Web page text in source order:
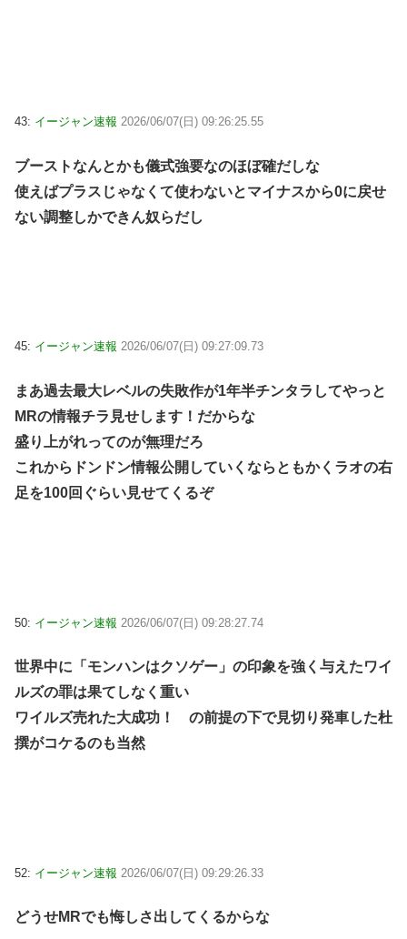
43: イージャン速報 2026/06/07(日) 09:26:25.55
ブーストなんとかも儀式強要なのほぼ確だしな
使えばプラスじゃなくて使わないとマイナスから0に戻せ
ない調整しかできん奴らだし
45: イージャン速報 2026/06/07(日) 09:27:09.73
まあ過去最大レベルの失敗作が1年半チンタラしてやっと
MRの情報チラ見せします！だからな
盛り上がれってのが無理だろ
これからドンドン情報公開していくならともかくラオの右
足を100回ぐらい見せてくるぞ
50: イージャン速報 2026/06/07(日) 09:28:27.74
世界中に「モンハンはクソゲー」の印象を強く与えたワイ
ルズの罪は果てしなく重い
ワイルズ売れた大成功！ の前提の下で見切り発車した杜
撰がコケるのも当然
52: イージャン速報 2026/06/07(日) 09:29:26.33
どうせMRでも悔しさ出してくるからな